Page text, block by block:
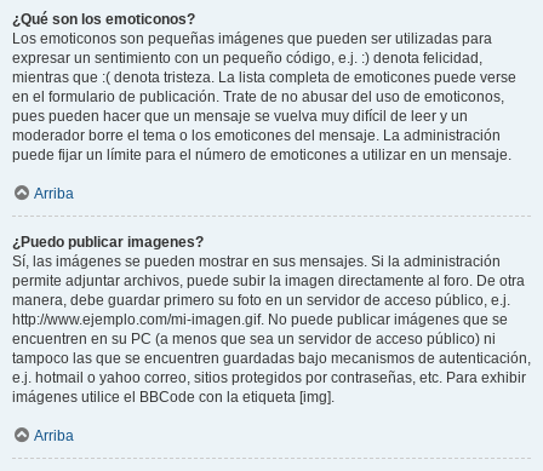
¿Qué son los emoticonos?
Los emoticonos son pequeñas imágenes que pueden ser utilizadas para
expresar un sentimiento con un pequeño código, e.j. :) denota felicidad,
mientras que :( denota tristeza. La lista completa de emoticones puede verse
en el formulario de publicación. Trate de no abusar del uso de emoticonos,
pues pueden hacer que un mensaje se vuelva muy difícil de leer y un
moderador borre el tema o los emoticones del mensaje. La administración
puede fijar un límite para el número de emoticones a utilizar en un mensaje.
Arriba
¿Puedo publicar imagenes?
Sí, las imágenes se pueden mostrar en sus mensajes. Si la administración
permite adjuntar archivos, puede subir la imagen directamente al foro. De otra
manera, debe guardar primero su foto en un servidor de acceso público, e.j.
http://www.ejemplo.com/mi-imagen.gif. No puede publicar imágenes que se
encuentren en su PC (a menos que sea un servidor de acceso público) ni
tampoco las que se encuentren guardadas bajo mecanismos de autenticación,
e.j. hotmail o yahoo correo, sitios protegidos por contraseñas, etc. Para exhibir
imágenes utilice el BBCode con la etiqueta [img].
Arriba